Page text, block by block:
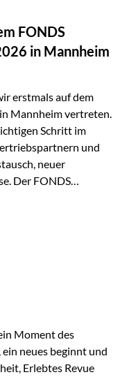
und ihre Stärken
breit
FONDS
in Mannheim
erstmals auf dem
Mannheim vertreten.
Schritt im
und
neuer
Der FONDS
im
für Sie vor Ort An
Maximilian
Moment des
ein neues beginnt und
Erlebtes Revue